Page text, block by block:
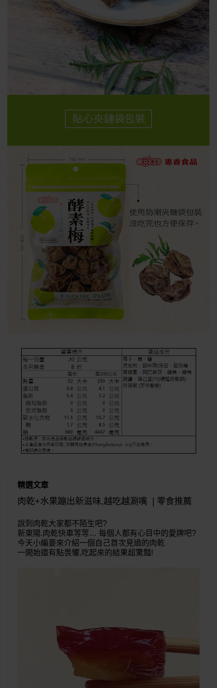
精選文章
肉乾+水果蹦出新滋味,越吃越涮嘴 ❘零食推薦
說到肉乾大家都不陌生吧?
新東陽.肉乾快車等等… 每個人都有心目中的愛牌吧?
今天小編要來介紹一個自己首次見過的肉乾
一開始還有點畏懼,吃起來的結果超驚豔!